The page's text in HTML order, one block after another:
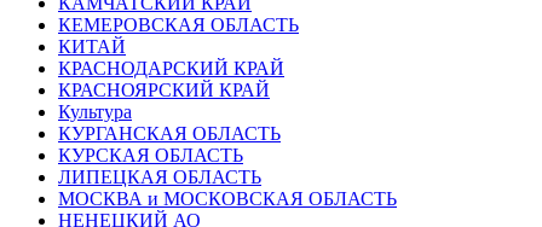
КЕМЕРОВСКАЯ ОБЛАСТЬ
КИТАЙ
КРАСНОДАРСКИЙ КРАЙ
КРАСНОЯРСКИЙ КРАЙ
Культура
КУРГАНСКАЯ ОБЛАСТЬ
КУРСКАЯ ОБЛАСТЬ
ЛИПЕЦКАЯ ОБЛАСТЬ
МОСКВА и МОСКОВСКАЯ ОБЛАСТЬ
НЕНЕЦКИЙ АО